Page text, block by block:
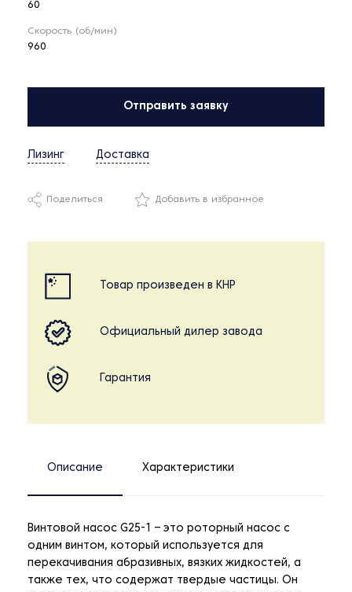
60
Скорость (об/мин)
960
Отправить заявку
Лизинг Доставка
Поделиться Добавить в избранное
Товар произведен в КНР
Официальный дилер завода
Гарантия
Описание Характеристики
Винтовой насос G25-1 – это роторный насос с
одним винтом, который используется для
перекачивания абразивных, вязких жидкостей, а
также тех, что содержат твердые частицы. Он